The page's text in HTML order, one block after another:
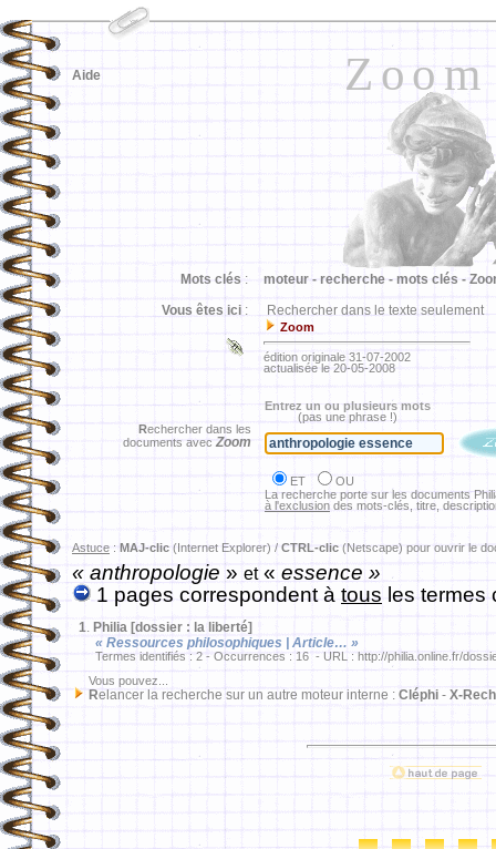
Zoom
Aide
Mots clés : moteur - recherche - mots clés -
Vous êtes ici : Rechercher dans le texte seulement
Zoom
édition originale 31-07-2002
actualisée le 20-05-2008
Rechercher dans les
documents avec Zoom
Entrez un ou plusieurs mots
(pas une phrase !)
ET
OU
La recherche porte sur les documents
à l'exclusion des mots-clés, titre,
Astuce : MAJ-clic (Internet Explorer) / CTRL-clic (Netscape) pour ouvrir le
« anthropologie » et« essence »
1 pages correspondent à tous les termes
1. Philia [dossier : la liberté]
« Ressources philosophiques | Article… »
Termes identifiés : 2 - Occurrences : 16 - URL : http://philia.online.fr/
Vous pouvez...
Relancer la recherche sur un autre moteur interne : Cléphi - X-